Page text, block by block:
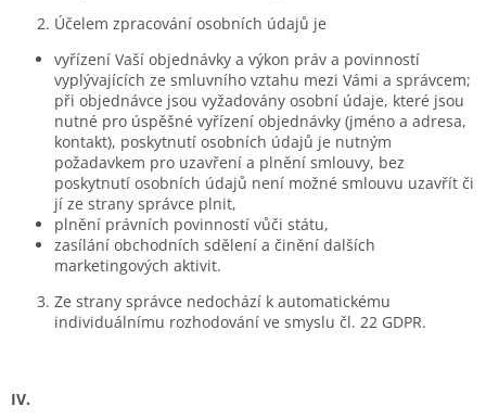
Účelem zpracování osobních údajů je
vyřízení Vaší objednávky a výkon práv a povinností
vyplývajících ze smluvního vztahu mezi Vámi a správcem;
při objednávce jsou vyžadovány osobní údaje, které jsou
nutné pro úspěšné vyřízení objednávky (jméno a adresa,
kontakt), poskytnutí osobních údajů je nutným
požadavkem pro uzavření a plnění smlouvy, bez
poskytnutí osobních údajů není možné smlouvu uzavřít či
jí ze strany správce plnit,
plnění právních povinností vůči státu,
zasílání obchodních sdělení a činění dalších
marketingových aktivit.
Ze strany správce nedochází k automatickému
individuálnímu rozhodování ve smyslu čl. 22 GDPR.
IV.